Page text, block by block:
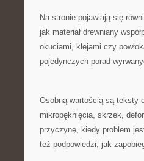
Na stronie pojawiają się
jak materiał drewniany
okuciami, klejami czy
pojedynczych porad
Osobną wartością są teksty
mikropęknięcia, skrzek,
przyczynę, kiedy problem
też podpowiedzi, jak